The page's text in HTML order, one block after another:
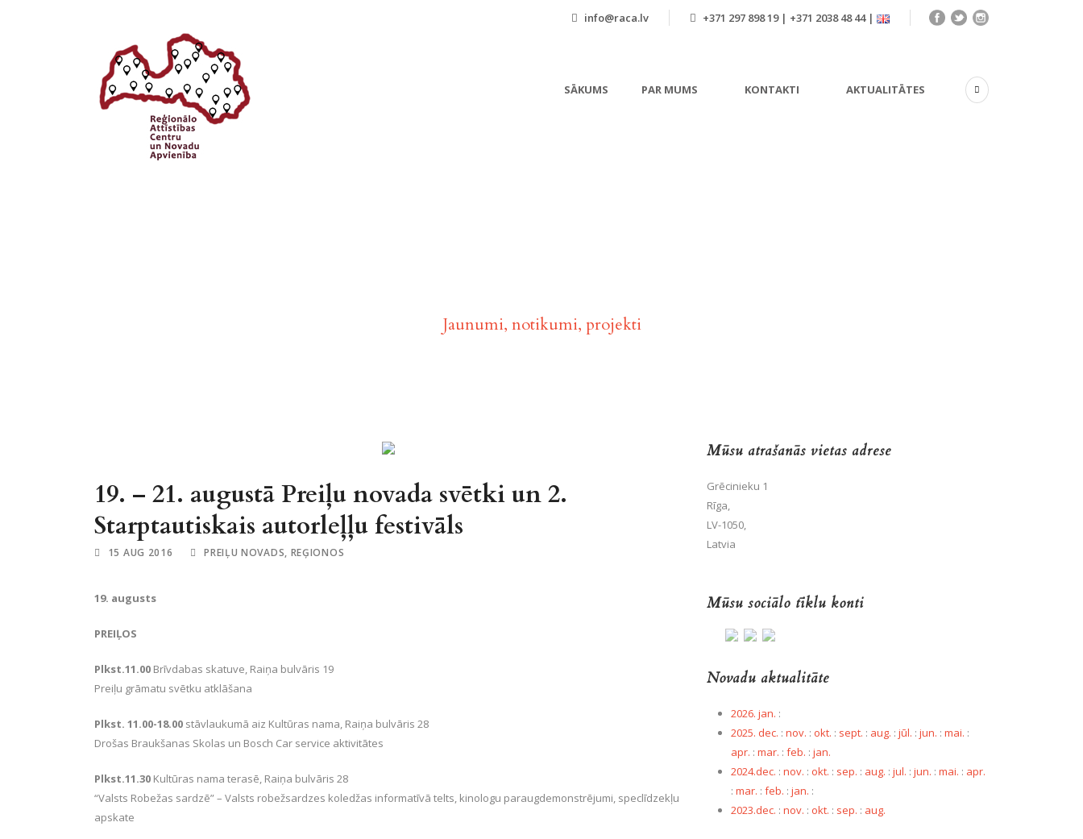
info@raca.lv +371 297 898 19 | +371 2038 48 44 |
SĀKUMS PAR MUMS KONTAKTI AKTUALITĀTES
Jaunumi, notikumi, projekti
19. – 21. augustā Preiļu novada svētki un 2.
Starptautiskais autorleļļu festivāls
15 AUG 2016 PREIĻU NOVADS, REĢIONOS
19. augusts
PREIĻOS
Plkst.11.00 Brīvdabas skatuve, Raiņa bulvāris 19
Preiļu grāmatu svētku atklāšana
Plkst. 11.00-18.00 stāvlaukumā aiz Kultūras nama, Raiņa bulvāris 28
Drošas Braukšanas Skolas un Bosch Car service aktivitātes
Plkst.11.30 Kultūras nama terasē, Raiņa bulvāris 28
“Valsts Robežas sardzē” – Valsts robežsardzes koledžas informatīvā telts, kinologu paraugdemonstrējumi, speclīdzekļu
apskate
Mūsu atrašanās vietas adrese
Grēcinieku 1
Rīga,
LV-1050,
Latvia
Mūsu sociālo tīklu konti
Novadu aktualitāte
2026. jan. :
2025. dec. : nov. : okt. : sept. : aug. : jūl. : jun. : mai. :
apr. : mar. : feb. : jan.
2024.dec. : nov. : okt. : sep. : aug. : jul. : jun. : mai. : apr.
: mar. : feb. : jan. :
2023.dec. : nov. : okt. : sep. : aug.